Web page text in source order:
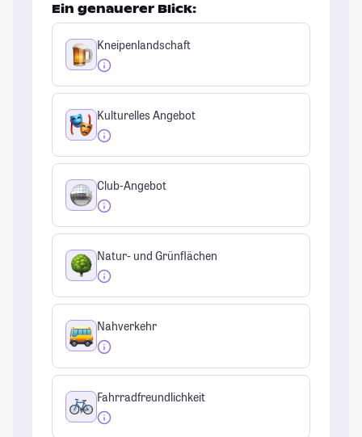
Ein genauerer Blick:
Kneipenlandschaft
Kulturelles Angebot
Club-Angebot
Natur- und Grünflächen
Nahverkehr
Fahrradfreundlichkeit